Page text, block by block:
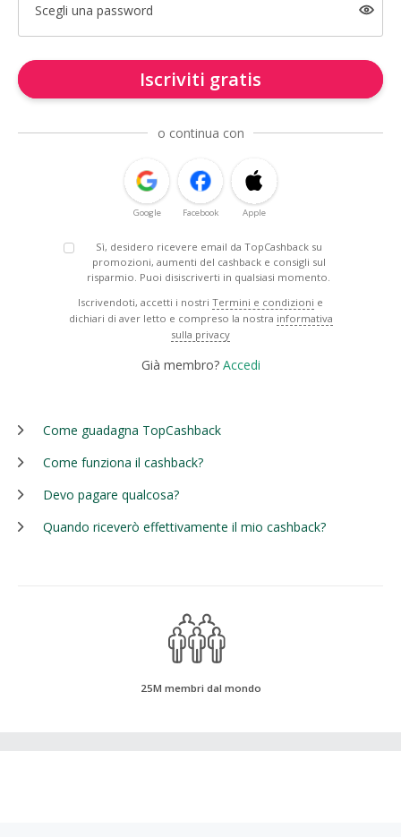
Scegli una password
Iscriviti gratis
o continua con
Google Facebook Apple
Sì, desidero ricevere email da TopCashback su
promozioni, aumenti del cashback e consigli sul
risparmio. Puoi disiscriverti in qualsiasi momento.
Iscrivendoti, accetti i nostri Termini e condizioni e
dichiari di aver letto e compreso la nostra informativa
sulla privacy
Già membro? Accedi
Come guadagna TopCashback
Come funziona il cashback?
Devo pagare qualcosa?
Quando riceverò effettivamente il mio cashback?
25M membri dal mondo